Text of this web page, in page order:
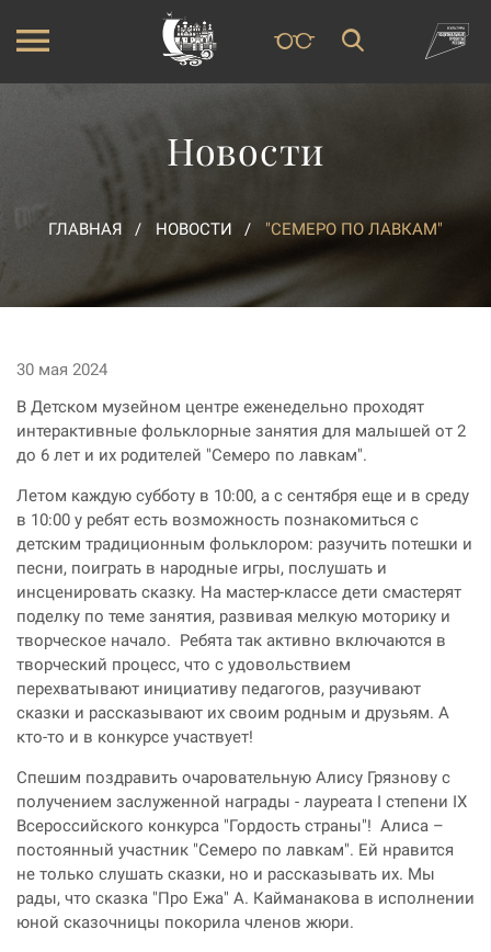
Новости
ГЛАВНАЯ НОВОСТИ "СЕМЕРО ПО ЛАВКАМ"
30 мая 2024
В Детском музейном центре еженедельно проходят
интерактивные фольклорные занятия для малышей от 2
до 6 лет и их родителей "Семеро по лавкам".
Летом каждую субботу в 10:00, а с сентября еще и в среду
в 10:00 у ребят есть возможность познакомиться с
детским традиционным фольклором: разучить потешки и
песни, поиграть в народные игры, послушать и
инсценировать сказку. На мастер-классе дети смастерят
поделку по теме занятия, развивая мелкую моторику и
творческое начало. Ребята так активно включаются в
творческий процесс, что с удовольствием
перехватывают инициативу педагогов, разучивают
сказки и рассказывают их своим родным и друзьям. А
кто-то и в конкурсе участвует!
Спешим поздравить очаровательную Алису Грязнову с
получением заслуженной награды - лауреата I степени IX
Всероссийского конкурса "Гордость страны"! Алиса –
постоянный участник "Семеро по лавкам". Ей нравится
не только слушать сказки, но и рассказывать их. Мы
рады, что сказка "Про Ежа" А. Кайманакова в исполнении
юной сказочницы покорила членов жюри.